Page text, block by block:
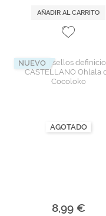
AÑADIR AL CARRITO
AGOTADO
NUEVO
8,99 €